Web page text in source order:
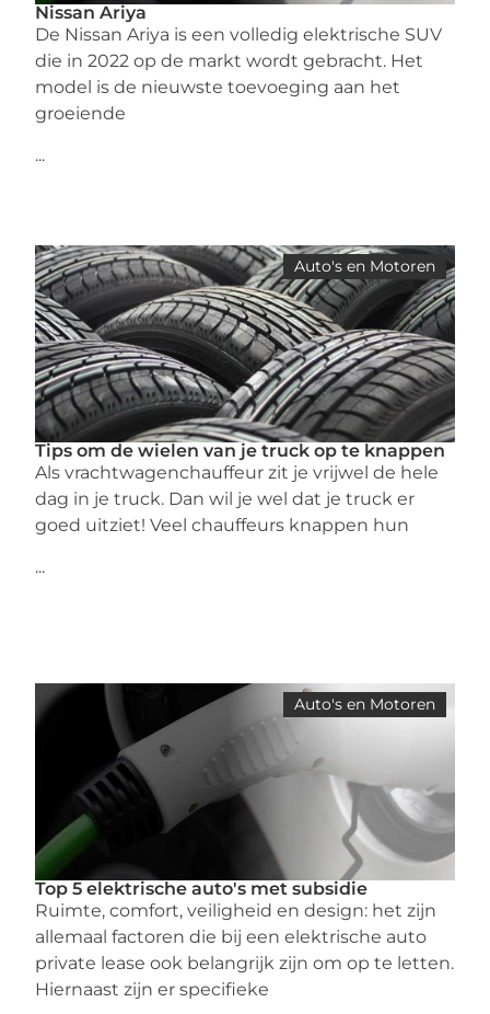
Nissan Ariya
De Nissan Ariya is een volledig elektrische SUV
die in 2022 op de markt wordt gebracht. Het
model is de nieuwste toevoeging aan het
groeiende
...
Auto's en Motoren
Tips om de wielen van je truck op te knappen
Als vrachtwagenchauffeur zit je vrijwel de hele
dag in je truck. Dan wil je wel dat je truck er
goed uitziet! Veel chauffeurs knappen hun
...
Auto's en Motoren
Top 5 elektrische auto's met subsidie
Ruimte, comfort, veiligheid en design: het zijn
allemaal factoren die bij een elektrische auto
private lease ook belangrijk zijn om op te letten.
Hiernaast zijn er specifieke